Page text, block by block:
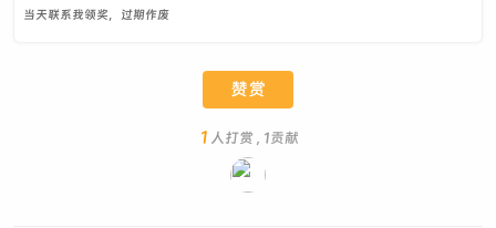
当天联系我领奖，过期作废
赞赏
1 人打赏 , 1贡献